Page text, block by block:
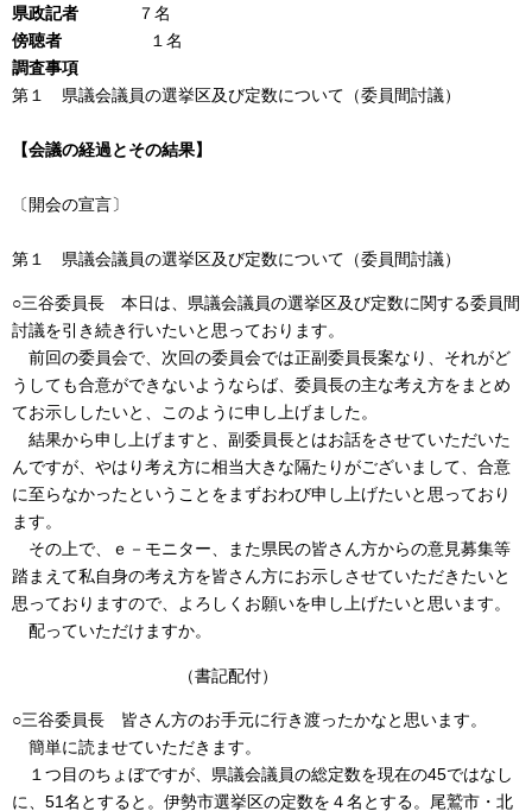
県政記者 ７名
傍聴者 １名
調査事項
第１ 県議会議員の選挙区及び定数について（委員間討議）
【会議の経過とその結果】
〔開会の宣言〕
第１ 県議会議員の選挙区及び定数について（委員間討議）
○三谷委員長 本日は、県議会議員の選挙区及び定数に関する委員間
討議を引き続き行いたいと思っております。
前回の委員会で、次回の委員会では正副委員長案なり、それがど
うしても合意ができないようならば、委員長の主な考え方をまとめ
てお示ししたいと、このように申し上げました。
結果から申し上げますと、副委員長とはお話をさせていただいた
んですが、やはり考え方に相当大きな隔たりがございまして、合意
に至らなかったということをまずおわび申し上げたいと思っており
ます。
その上で、ｅ－モニター、また県民の皆さん方からの意見募集等
踏まえて私自身の考え方を皆さん方にお示しさせていただきたいと
思っておりますので、よろしくお願いを申し上げたいと思います。
配っていただけますか。
（書記配付）
○三谷委員長 皆さん方のお手元に行き渡ったかなと思います。
簡単に読ませていただきます。
１つ目のちょぼですが、県議会議員の総定数を現在の45ではなし
に、51名とすると。伊勢市選挙区の定数を４名とする。尾鷲市・北